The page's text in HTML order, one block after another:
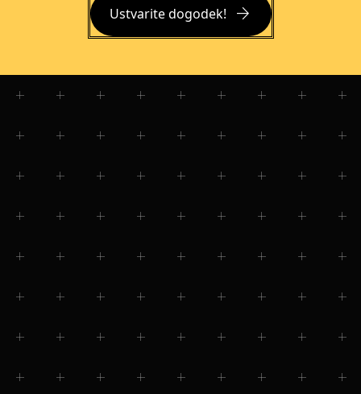
Ustvarite dogodek! arrow_forward